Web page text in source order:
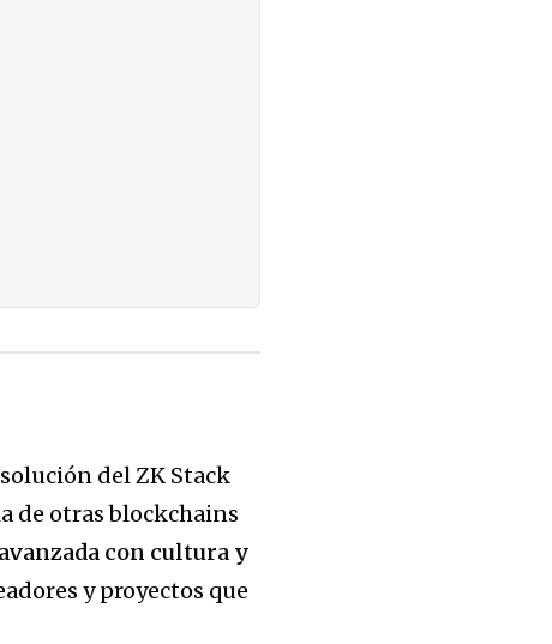
del ZK Stack
de otras blockchains
con cultura y
y proyectos que